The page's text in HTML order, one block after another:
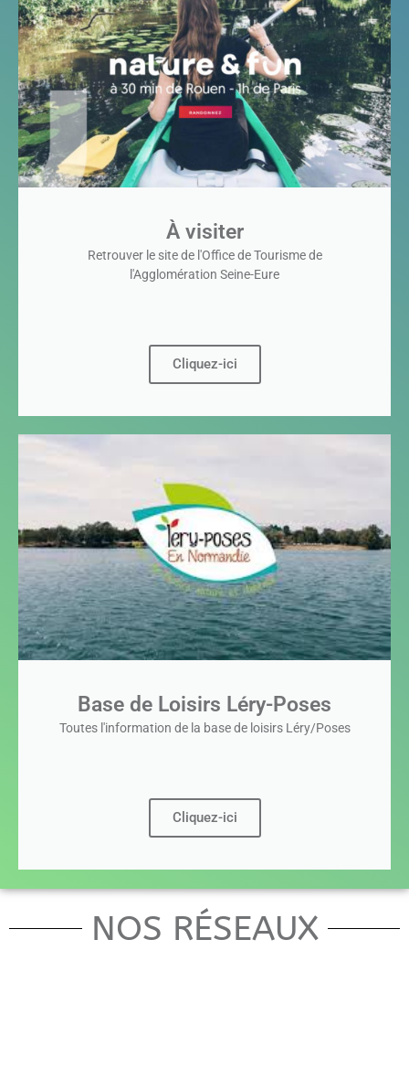
À visiter
Retrouver le site de l'Office de Tourisme de
l'Agglomération Seine-Eure
Cliquez-ici
Base de Loisirs Léry-Poses
Toutes l'information de la base de loisirs Léry/Poses
Cliquez-ici
NOS RÉSEAUX